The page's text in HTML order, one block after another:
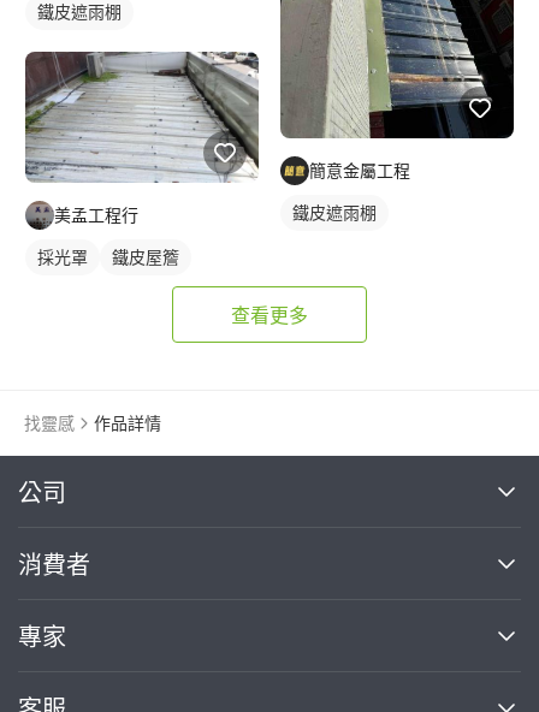
鐵皮遮雨棚
美孟工程行
採光罩 鐵皮屋簷
簡意金屬工程
鐵皮遮雨棚
查看更多
找靈感 作品詳情
公司
關於我們
部落格
加入我們
消費者
買服務
專家
案件中心
繼續完成